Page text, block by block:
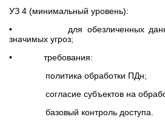
УЗ 4 (минимальный уровень):
• для обезличенных данных
значимых угроз;
• требования:
политика обработки ПДн;
согласие субъектов на
базовый контроль доступа.